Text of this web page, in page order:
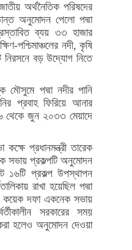
অর্থনৈতিক পরিষদের
অনুমোদন পেলো পদ্মা
ব্যয় ৩৩ হাজার
পশ্চিমাঞ্চলের নদী, কৃষি
নিরসনে বড় উদ্যোগ নিতে
মৌসুমে পদ্মা নদীর পানি
প্রবাহ ফিরিয়ে আনার
থেকে জুন ২০৩৩ মেয়াদে
কক্ষে প্রধানমন্ত্রী তারেক
সভায় প্রকল্পটি অনুমোদন
১৬টি প্রকল্প উপস্থাপন
রাখা হয়েছিল পদ্মা
কয়েক দফা একনেক সভায়
সরকারের সময়
হলেও অনুমোদন দেওয়া